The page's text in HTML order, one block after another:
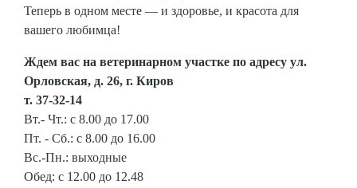
Теперь в одном месте — и здоровье, и красота для
вашего любимца!
Ждем вас на ветеринарном участке по адресу ул.
Орловская, д. 26, г. Киров
т. 37-32-14
Вт.- Чт.: с 8.00 до 17.00
Пт. - Сб.: с 8.00 до 16.00
Вс.-Пн.: выходные
Обед: с 12.00 до 12.48